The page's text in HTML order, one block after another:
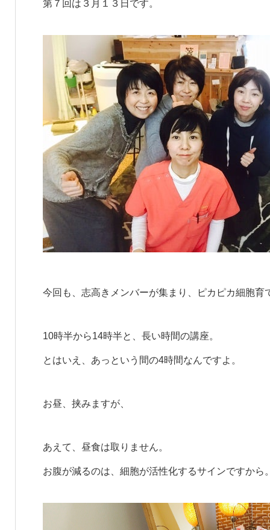
第７回は３月１３日です。
今回も、志高きメンバーが集まり、ピカピカ細胞育
10時半から14時半と、長い時間の講座。
とはいえ、あっという間の4時間なんですよ。
お昼、挟みますが、
あえて、昼食は取りません。
お腹が減るのは、細胞が活性化するサインですから